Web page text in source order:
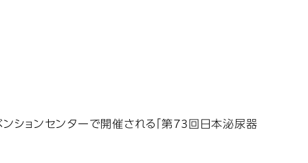
ションセンターで開催される「第73回日本泌尿器